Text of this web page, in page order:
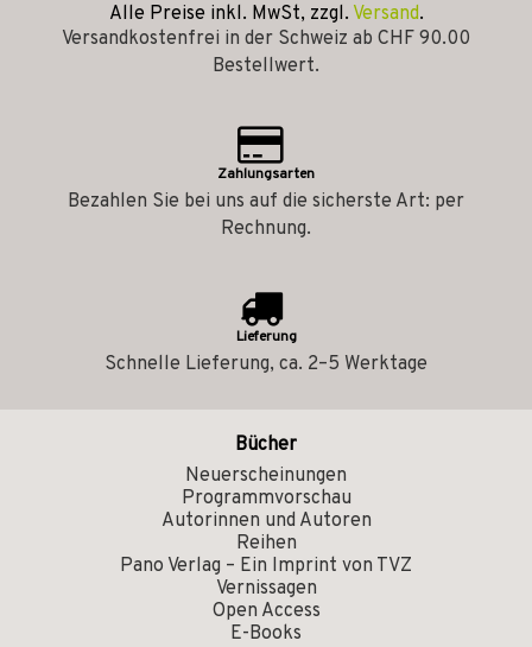
Alle Preise inkl. MwSt, zzgl. Versand.
Versandkostenfrei in der Schweiz ab CHF 90.00
Bestellwert.
Zahlungsarten
Bezahlen Sie bei uns auf die sicherste Art: per
Rechnung.
Lieferung
Schnelle Lieferung, ca. 2–5 Werktage
Bücher
Neuerscheinungen
Programmvorschau
Autorinnen und Autoren
Reihen
Pano Verlag – Ein Imprint von TVZ
Vernissagen
Open Access
E-Books